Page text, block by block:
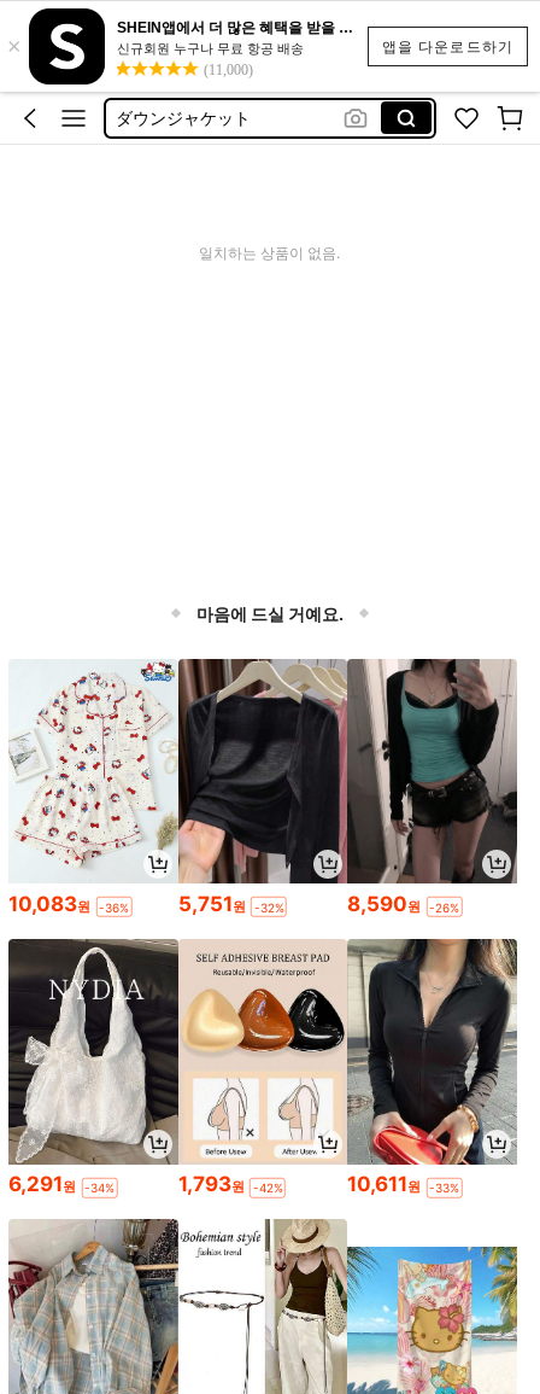
앱을 다운로드하기
×
SHEIN앱에서 더 많은 혜택을 받을 수 있어요.
신규회원 누구나 무료 항공 배송
(11,000)
camisas de hombre
áo khoác nam
ダウンジャケット
áo khoác nam
일치하는 상품이 없음.
마음에 드실 거예요.
10,083원 -36% 5,751원 -32% 8,590원 -26%
6,291원 -34% 1,793원 -42% 10,611원 -33%